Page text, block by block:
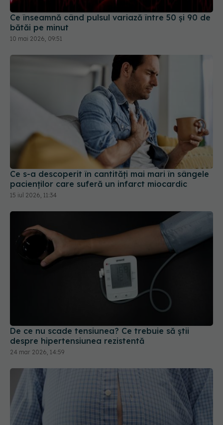
Ce înseamnă când pulsul variază între 50 și 90 de
bătăi pe minut
10 mai 2026, 09:51
Ce s-a descoperit în cantități mai mari în sângele
pacienților care suferă un infarct miocardic
15 iul 2026, 11:34
De ce nu scade tensiunea? Ce trebuie să știi
despre hipertensiunea rezistentă
24 mar 2026, 14:59